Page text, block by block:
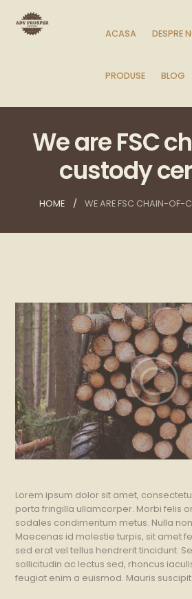
ACASA DESPRE
PRODUSE BLOG
We are FSC
custody
HOME WE ARE FSC CHAIN-OF-
Lorem ipsum dolor sit amet,
porta fringilla ullamcorper. Morbi felis
sodales condimentum metus. Nulla
Maecenas id molestie turpis, sit amet
sed erat vel tellus hendrerit tincidunt.
sollicitudin ac lectus sed, rhoncus
feugiat enim a euismod. Mauris